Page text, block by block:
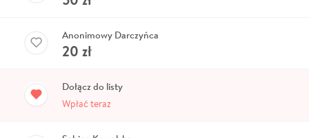
Anonimowy Darczyńca
20 zł
Dołącz do listy
Wpłać teraz